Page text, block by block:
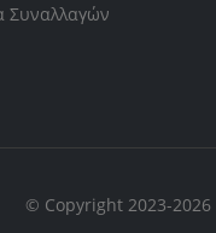
Συναλλαγών
© Copyright 2023-2026